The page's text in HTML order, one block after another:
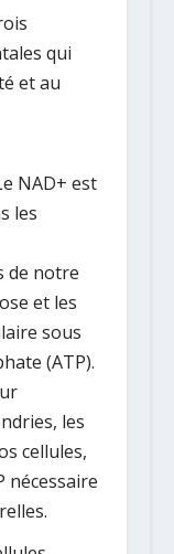
qui
et au
NAD+ est
les
de notre
et les
sous
(ATP).
les
cellules,
nécessaire